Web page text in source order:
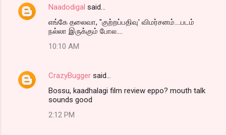
Naadodigal said…
எங்கே தலைவா, "குற்றப்பதிவு' விமர்சனம்....படம்
நல்லா இருக்கும் போல....
10:10 AM
CrazyBugger said…
Bossu, kaadhalagi film review eppo? mouth talk
sounds good
2:12 PM